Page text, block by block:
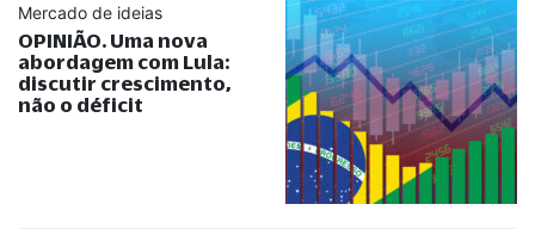
Mercado de ideias
OPINIÃO. Uma nova
abordagem com Lula:
discutir crescimento,
não o déficit